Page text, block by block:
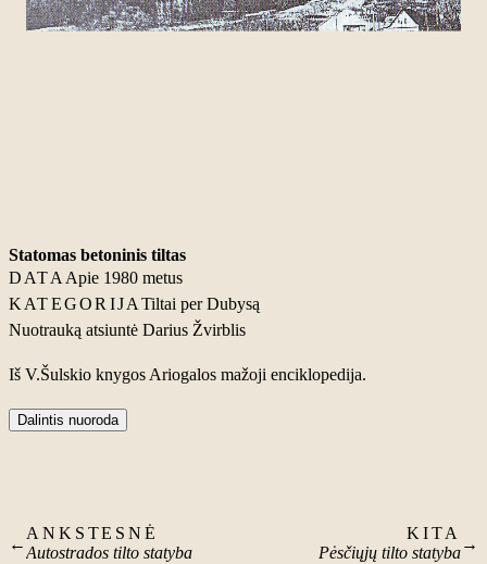
Statomas betoninis tiltas
DATA Apie 1980 metus
KATEGORIJATiltai per Dubysą
Nuotrauką atsiuntė Darius Žvirblis
Iš V.Šulskio knygos Ariogalos mažoji enciklopedija.
Dalintis nuoroda
←
ANKSTESNĖ
Autostrados tilto statyba
KITA
Pėsčiųjų tilto statyba→